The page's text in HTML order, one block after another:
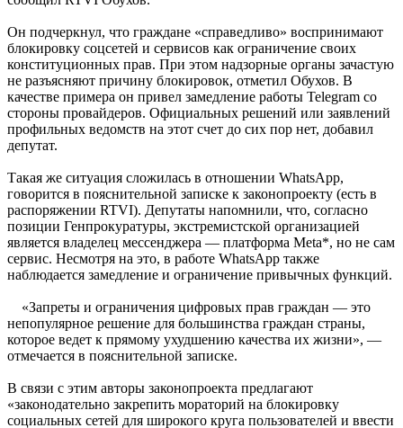
Он подчеркнул, что граждане «справедливо» воспринимают
блокировку соцсетей и сервисов как ограничение своих
конституционных прав. При этом надзорные органы зачастую
не разъясняют причину блокировок, отметил Обухов. В
качестве примера он привел замедление работы Telegram со
стороны провайдеров. Официальных решений или заявлений
профильных ведомств на этот счет до сих пор нет, добавил
депутат.
Такая же ситуация сложилась в отношении WhatsApp,
говорится в пояснительной записке к законопроекту (есть в
распоряжении RTVI). Депутаты напомнили, что, согласно
позиции Генпрокуратуры, экстремистской организацией
является владелец мессенджера — платформа Meta*, но не сам
сервис. Несмотря на это, в работе WhatsApp также
наблюдается замедление и ограничение привычных функций.
«Запреты и ограничения цифровых прав граждан — это
непопулярное решение для большинства граждан страны,
которое ведет к прямому ухудшению качества их жизни», —
отмечается в пояснительной записке.
В связи с этим авторы законопроекта предлагают
«законодательно закрепить мораторий на блокировку
социальных сетей для широкого круга пользователей и ввести